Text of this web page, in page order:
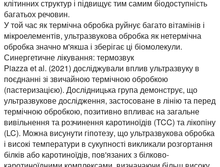
клітинних структур і підвищує тим самим біодоступність
багатьох речовин.
У той час як термічна обробка руйнує багато вітамінів і
мікроелементів, ультразвукова обробка як нетермічна
обробка значно м'якша і зберігає ці біомолекули.
Синергетичне лікування: термозвук
Piazza et al. (2021) досліджували вплив ультразвуку в
поєднанні зі звичайною термічною обробкою
(пастеризацією). Дослідницька група демонструє, що
ультразвукове дослідження, застосоване в лінію та перед
термічною обробкою, позитивно впливає на загальне
вивільнення та розчинення каротиноїдів (TCC) та лікопіну
(LC). Можна висунути гіпотезу, що ультразвукова обробка
і високі температури в сукупності викликали розгортання
білків або каротиноїдів, пов'язаних з білково-